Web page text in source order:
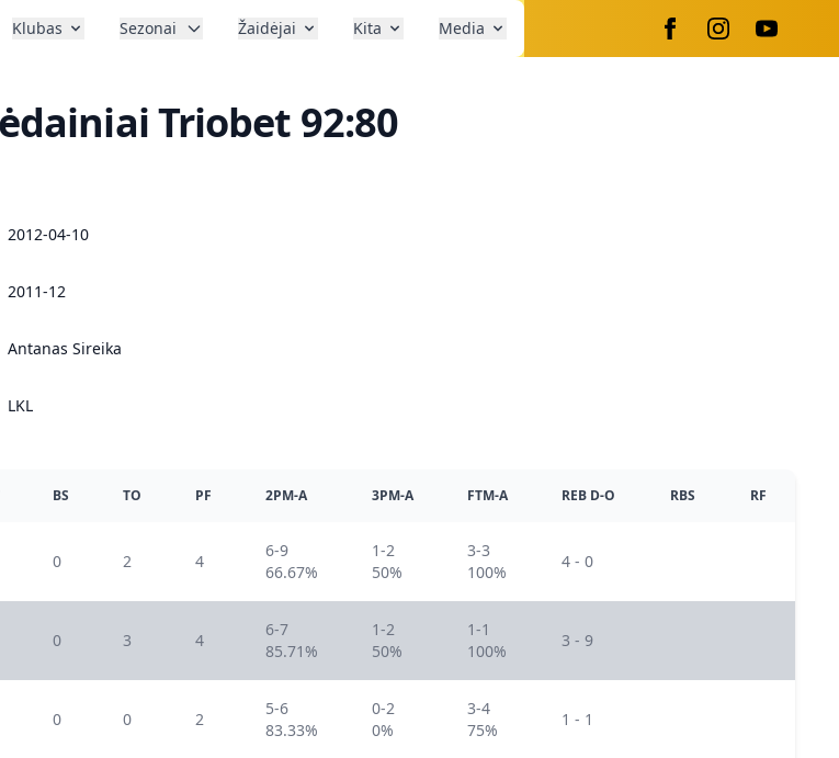
Klubas Sezonai Žaidėjai Kita Media
Triobet 92:80
2012-04-10
2011-12
Antanas Sireika
LKL
BS TO PF 2PM-A 3PM-A FTM-A REB D-O RBS RF
0 2 4
6-9
66.67%
1-2
50%
3-3
100%
4 - 0
0 3 4
6-7
85.71%
1-2
50%
1-1
100%
3 - 9
0 0 2
5-6
83.33%
0-2
0%
3-4
75%
1 - 1